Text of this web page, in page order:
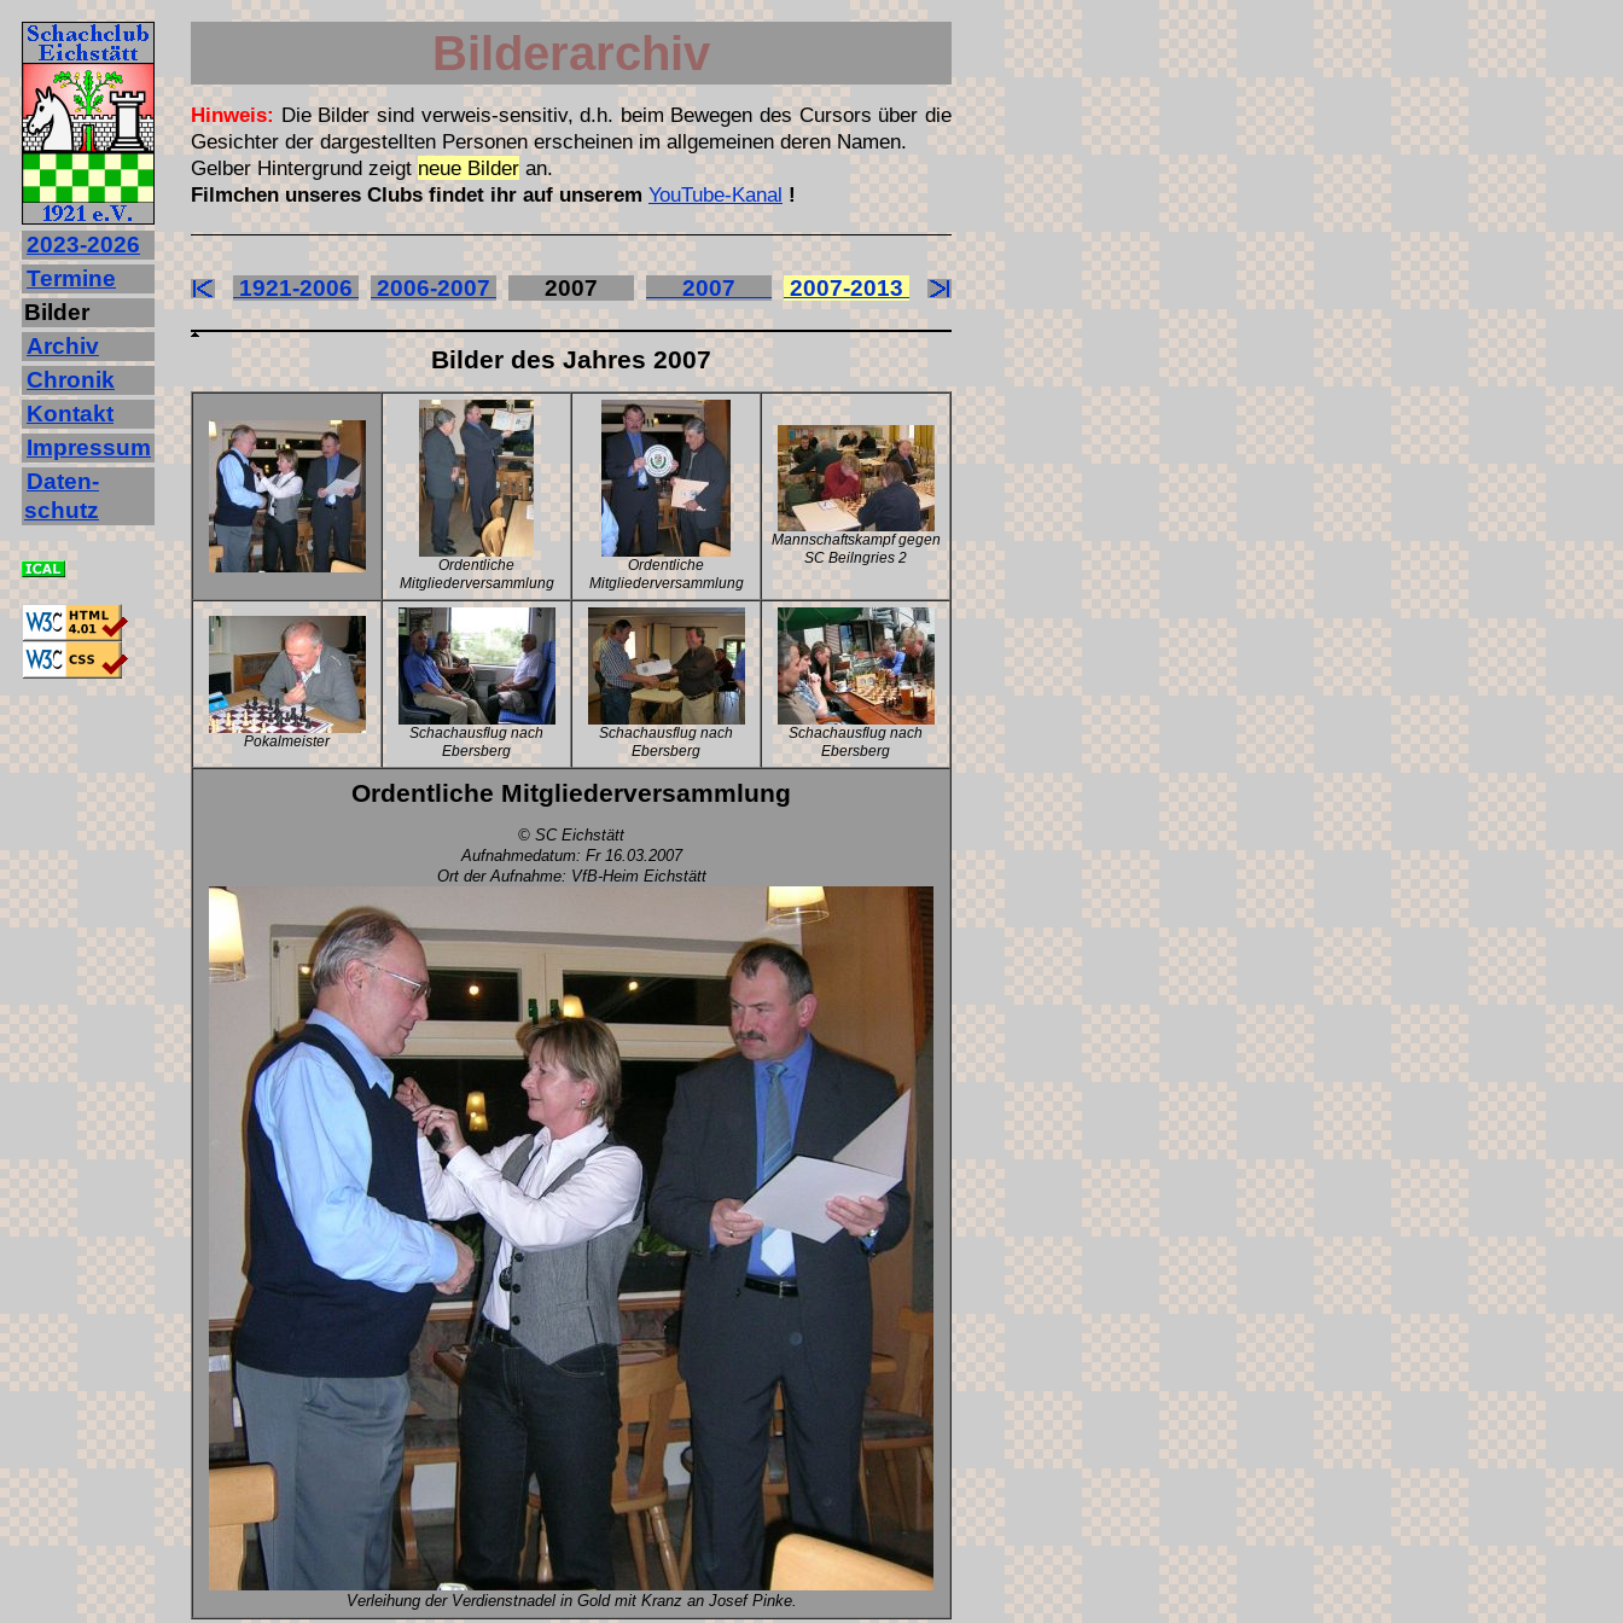
2023‐2026
Termine
Bilder
Archiv
Chronik
Kontakt
Impressum
Daten-
schutz
Bilderarchiv
Hinweis: Die Bilder sind verweis-sensitiv, d.h. beim Bewegen des Cursors über die
Gesichter der dargestellten Personen erscheinen im allgemeinen deren Namen.
Gelber Hintergrund zeigt neue Bilder an.
Filmchen unseres Clubs findet ihr auf unserem YouTube-Kanal !
1921-2006 2006-2007 2007 2007 2007-2013
Bilder des Jahres 2007
Ordentliche
Mitgliederversammlung
Ordentliche
Mitgliederversammlung
Mannschaftskampf gegen
SC Beilngries 2
Pokalmeister
Schachausflug nach
Ebersberg
Schachausflug nach
Ebersberg
Schachausflug nach
Ebersberg
Ordentliche Mitgliederversammlung
© SC Eichstätt
Aufnahmedatum: Fr 16.03.2007
Ort der Aufnahme: VfB-Heim Eichstätt
Verleihung der Verdienstnadel in Gold mit Kranz an Josef Pinke.